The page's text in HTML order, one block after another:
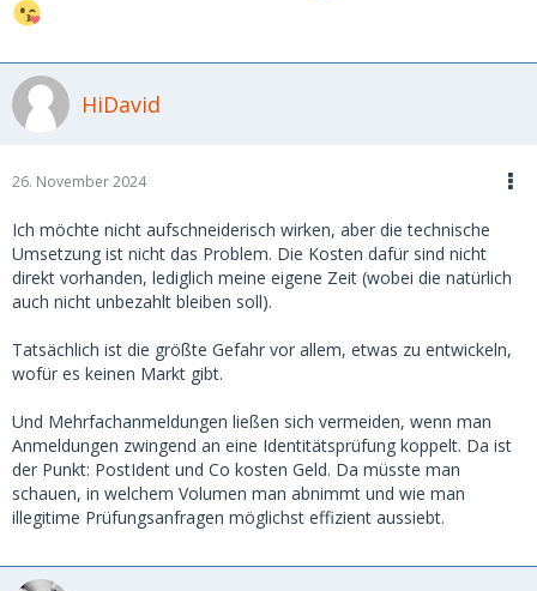
HiDavid
26. November 2024
Ich möchte nicht aufschneiderisch wirken, aber die technische
Umsetzung ist nicht das Problem. Die Kosten dafür sind nicht
direkt vorhanden, lediglich meine eigene Zeit (wobei die natürlich
auch nicht unbezahlt bleiben soll).
Tatsächlich ist die größte Gefahr vor allem, etwas zu entwickeln,
wofür es keinen Markt gibt.
Und Mehrfachanmeldungen ließen sich vermeiden, wenn man
Anmeldungen zwingend an eine Identitätsprüfung koppelt. Da ist
der Punkt: PostIdent und Co kosten Geld. Da müsste man
schauen, in welchem Volumen man abnimmt und wie man
illegitime Prüfungsanfragen möglichst effizient aussiebt.